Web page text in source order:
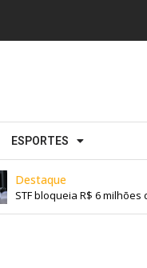
ESPORTES
Destaque
STF bloqueia R$ 6 milhões